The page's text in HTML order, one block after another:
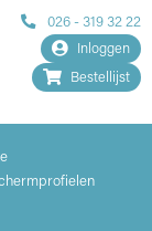
026 - 319 32 22
Inloggen
Bestellijst